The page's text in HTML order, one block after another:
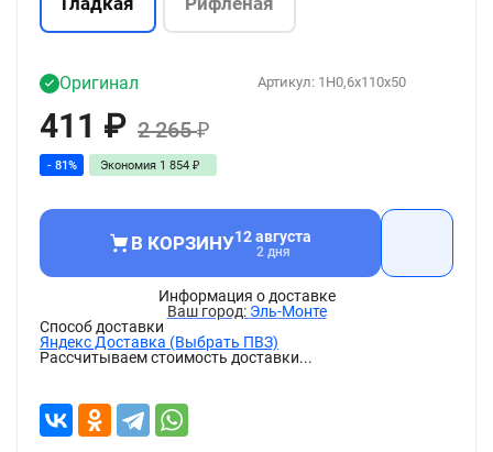
Артикул: 1H0,6x110x50
Оригинал
411 ₽ 2 265₽
- 81% Экономия 1 854 ₽
В КОРЗИНУ12 августа
2 дня
Информация о доставке
Эль-Монте
Способ доставки
Яндекс Доставка (Выбрать ПВЗ)
Рассчитываем стоимость доставки...